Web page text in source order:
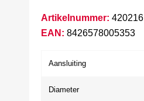
Artikelnummer: 420216
EAN: 8426578005353
Aansluiting
Diameter